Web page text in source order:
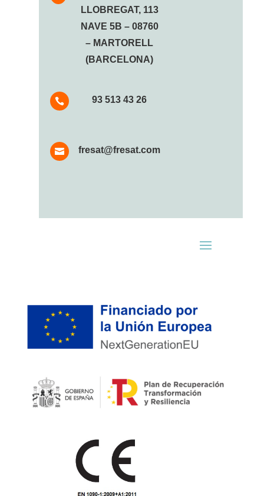
LLOBREGAT, 113
NAVE 5B – 08760
– MARTORELL
(BARCELONA)
 93 513 43 26
 fresat@fresat.com